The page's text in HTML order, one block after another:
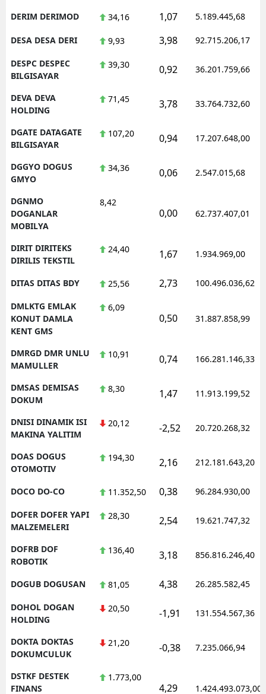
DERIM DERIMOD 34,16 1,07 5.189.445,68
DESA DESA DERI 9,93 3,98 92.715.206,17
DESPC DESPEC
BILGISAYAR
39,30 0,92 36.201.759,66
DEVA DEVA
HOLDING
71,45 3,78 33.764.732,60
DGATE DATAGATE
BILGISAYAR
107,20 0,94 17.207.648,00
DGGYO DOGUS
GMYO
34,36 0,06 2.547.015,68
DGNMO
DOGANLAR
MOBILYA
8,42
0,00 62.737.407,01
DIRIT DIRITEKS
DIRILIS TEKSTIL
24,40 1,67 1.934.969,00
DITAS DITAS BDY 25,56 2,73 100.496.036,62
DMLKTG EMLAK
KONUT DAMLA
KENT GMS
6,09
0,50 31.887.858,99
DMRGD DMR UNLU
MAMULLER
10,91 0,74 166.281.146,33
DMSAS DEMISAS
DOKUM
8,30 1,47 11.913.199,52
DNISI DINAMIK ISI
MAKINA YALITIM
20,12 -2,52 20.720.268,32
DOAS DOGUS
OTOMOTIV
194,30 2,16 212.181.643,20
DOCO DO-CO 11.352,50 0,38 96.284.930,00
DOFER DOFER YAPI
MALZEMELERI
28,30 2,54 19.621.747,32
DOFRB DOF
ROBOTIK
136,40 3,18 856.816.246,40
DOGUB DOGUSAN 81,05 4,38 26.285.582,45
DOHOL DOGAN
HOLDING
20,50 -1,91 131.554.567,36
DOKTA DOKTAS
DOKUMCULUK
21,20 -0,38 7.235.066,94
DSTKF DESTEK
FINANS
1.773,00
4,29 1.424.493.073,00